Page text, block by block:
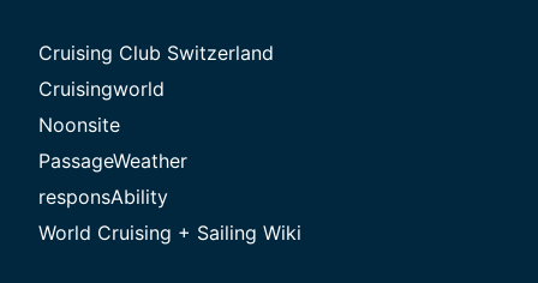
Cruising Club Switzerland
Cruisingworld
Noonsite
PassageWeather
responsAbility
World Cruising + Sailing Wiki